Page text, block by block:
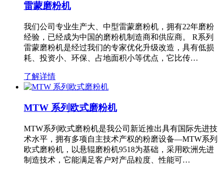
雷蒙磨粉机
我们公司专业生产大、中型雷蒙磨粉机，拥有22年磨粉
经验，已经成为中国的磨粉机制造商和供应商。 R系列
雷蒙磨粉机是经过我们的专家优化升级改造，具有低损
耗、投资小、环保、占地面积小等优点，它比传…
了解详情
MTW 系列欧式磨粉机
MTW系列欧式磨粉机是我公司新近推出具有国际先进技
术水平，拥有多项自主技术产权的粉磨设备—MTW系列
欧式磨粉机，以悬辊磨粉机9518为基础，采用欧洲先进
制造技术，它能满足客户对产品粒度、性能可…